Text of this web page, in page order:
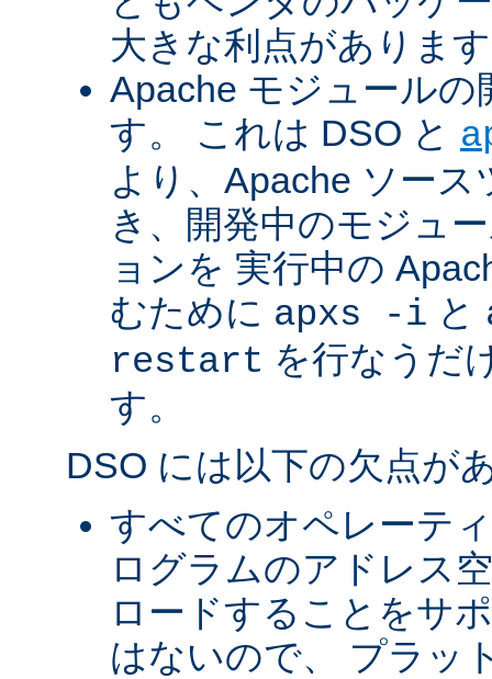
大きな利点がありま
Apache モジュール
す。 これは DSO と
より、Apache ソー
き、開発中のモジュ
ョンを 実行中の
むために apxs -i と
restart を行なうだ
す。
DSO には以下の欠点が
すべてのオペレーテ
ログラムのアドレス
ロードすることをサ
はないので、 プラッ